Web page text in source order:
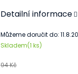
Skladem(1 ks)
Můžeme doručit do:
Detailní informace
94 Kč